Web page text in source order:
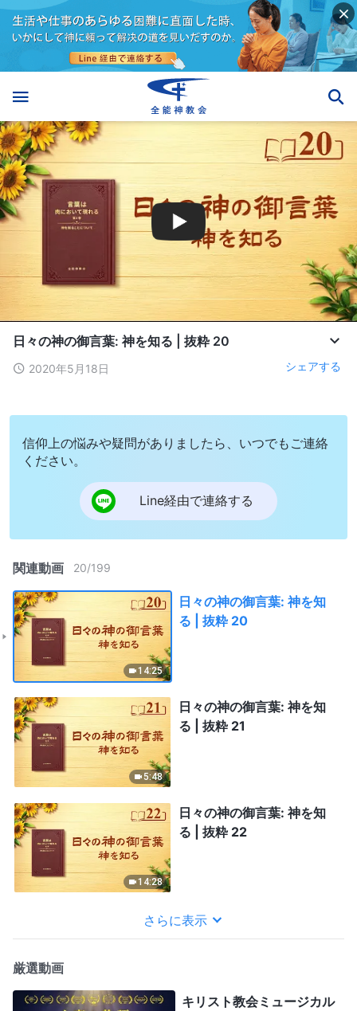
日々の神の御言葉: 神を知る | 抜粋 20
2020年5月18日 シェアする
信仰上の悩みや疑問がありましたら、いつでもご連絡
ください。
Line経由で連絡する
関連動画 20/199
14:25
日々の神の御言葉: 神を知
る | 抜粋 20
5:48
日々の神の御言葉: 神を知
る | 抜粋 21
14:28
日々の神の御言葉: 神を知
る | 抜粋 22
さらに表示
厳選動画
キリスト教会ミュージカル